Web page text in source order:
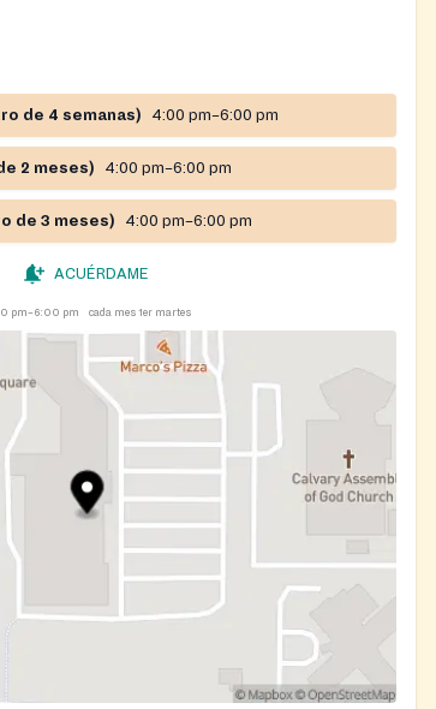
de 4 semanas) 4:00 pm–6:00 pm
2 meses) 4:00 pm–6:00 pm
de 3 meses) 4:00 pm–6:00 pm
ACUÉRDAME
pm–6:00 pm cada mes 1er martes